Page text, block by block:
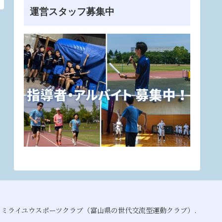
運営スタッフ募集中
ライユウスポーツクラブ（富山県の世代交流型運動クラブ）.